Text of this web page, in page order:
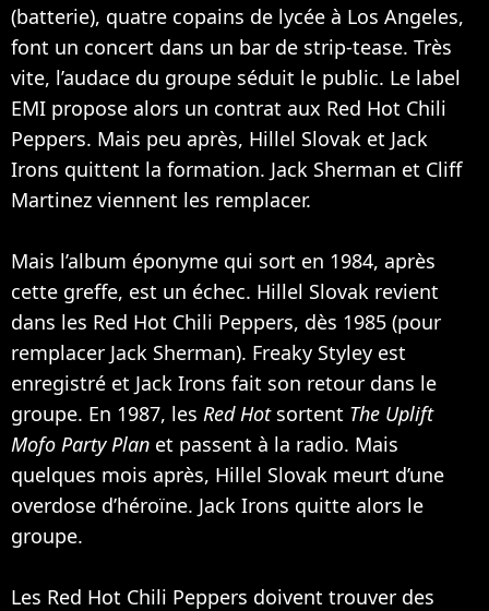
(batterie), quatre copains de lycée à Los Angeles,
font un concert dans un bar de strip-tease. Très
vite, l’audace du groupe séduit le public. Le label
EMI propose alors un contrat aux Red Hot Chili
Peppers. Mais peu après, Hillel Slovak et Jack
Irons quittent la formation. Jack Sherman et Cliff
Martinez viennent les remplacer.
Mais l’album éponyme qui sort en 1984, après
cette greffe, est un échec. Hillel Slovak revient
dans les Red Hot Chili Peppers, dès 1985 (pour
remplacer Jack Sherman). Freaky Styley est
enregistré et Jack Irons fait son retour dans le
groupe. En 1987, les Red Hotsortent The Uplift
Mofo Party Plan et passent à la radio. Mais
quelques mois après, Hillel Slovak meurt d’une
overdose d’héroïne. Jack Irons quitte alors le
groupe.
Les Red Hot Chili Peppers doivent trouver des